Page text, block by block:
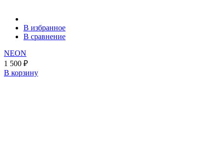
В избранное
В сравнение
NEON
1 500 ₽
В корзину